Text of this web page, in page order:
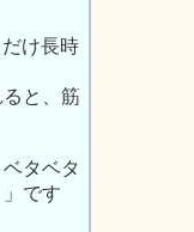
け長時
と、筋
タベタ
です